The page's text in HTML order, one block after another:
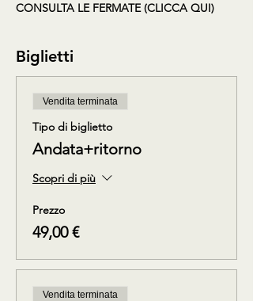
CONSULTA LE FERMATE (CLICCA QUI)
Biglietti
Vendita terminata
Tipo di biglietto
Andata+ritorno
Scopri di più
Prezzo
49,00 €
Vendita terminata